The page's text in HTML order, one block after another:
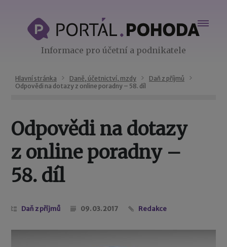
Informace pro účetní a podnikatele
Hlavní stránka Daně, účetnictví, mzdy
Daň z příjmů
Odpovědi na dotazy z online poradny – 58. díl
Odpovědi na dotazy
z online poradny –
58. díl
Daň z příjmů 09. 03. 2017 Redakce